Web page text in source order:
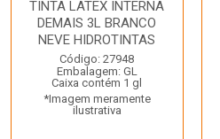
TINTA LATEX INTERNA
DEMAIS 3L BRANCO
NEVE HIDROTINTAS
Código: 27948
Embalagem: GL
Caixa contém 1 gl
*Imagem meramente
ilustrativa